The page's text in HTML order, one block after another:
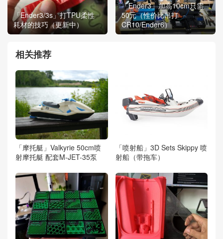
「Ender3/3s」打TPU柔性
耗材的技巧（更新中）
「Ender3」加高10cm只需
50元（性价比吊打
CR10/Ender6）
相关推荐
「摩托艇」Valkyrie 50cm喷
射摩托艇 配套M-JET-35泵
「喷射船」3D Sets Skippy 喷
射船（带拖车）